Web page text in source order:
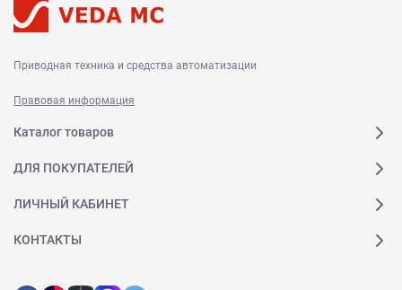
Приводная техника и средства автоматизации
Правовая информация
Каталог товаров
ДЛЯ ПОКУПАТЕЛЕЙ
ЛИЧНЫЙ КАБИНЕТ
КОНТАКТЫ